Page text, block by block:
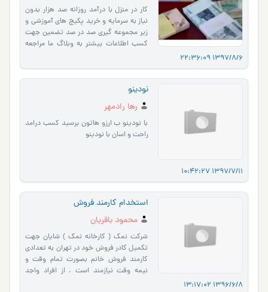
1397/8/6 22:36:09
کار در منزل با درآمد روزانه صد هزار بدون
نیاز به سرمایه و خرید پکیج های آموزشی و
زیر مجموعه گیری صد در صد تضمین جهت
کسب اطلاعات بیشتر به وبلاگ ما مراجعه
1397/7/11 10:42:27
نودینو
رها رادمهر
با نودینو ب ارزو هاتون برسید کسب درامد
راحت و اسان با نودینو
1396/6/8 13:17:02
استخدام کارمند فروش
محمود باقریان
شرکت نمک ( کارخانه نمک ) شایان جهت
تکمیل کادر فروش خود در تهران به تعدادی
کارمند فروش خانم بصورت تمام وقت و
نیمه وقت نیازمند است . از افراد واجد